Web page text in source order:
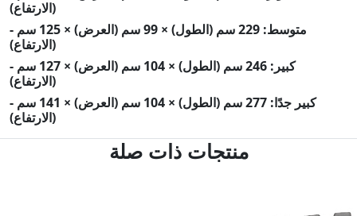
- متوسط: 229 سم (الطول) × 99 سم (العرض) × 125 سم
- كبير: 246 سم (الطول) × 104 سم (العرض) × 127 سم
- كبير جدًا: 277 سم (الطول) × 104 سم (العرض) × 141 سم
(الارتفاع)
منتجات ذات صلة